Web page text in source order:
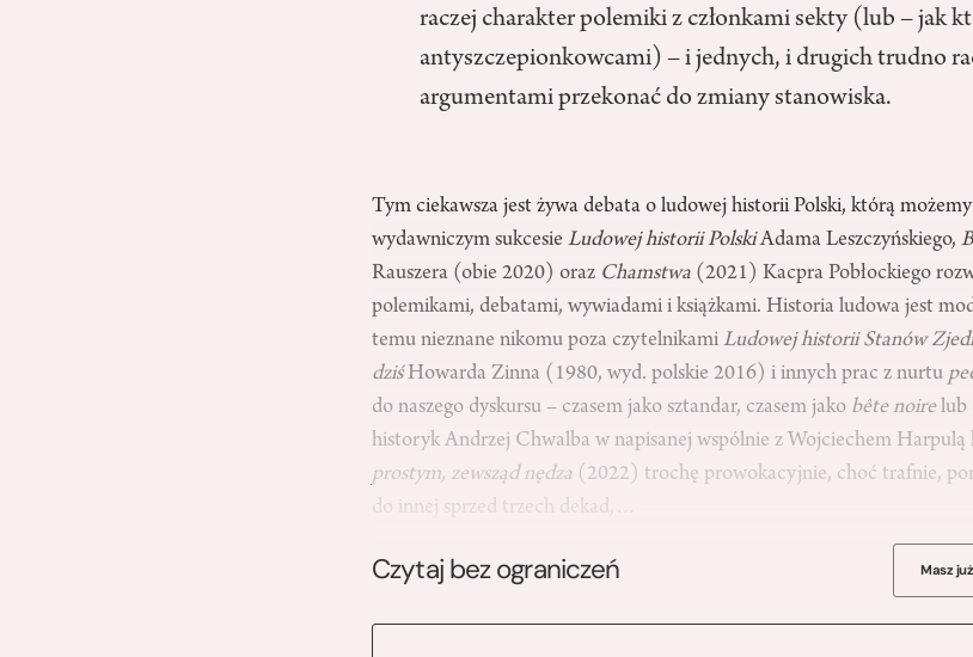
raczej charakter polemiki z członkami sekty (lub – jak
antyszczepionkowcami) – i jednych, i drugich trudno
argumentami przekonać do zmiany stanowiska.
Tym ciekawsza jest żywa debata o ludowej historii Polski, którą
wydawniczym sukcesieLudowej historii PolskiAdama Leszczyńskiego,
Rauszera (obie 2020) oraz Chamstwa (2021) Kacpra Pobłockiego
polemikami, debatami, wywiadami i książkami. Historia ludowa jest
temu nieznane nikomu poza czytelnikamiLudowej historii Stanów
dziśHowarda Zinna (1980, wyd. polskie 2016) i innych prac z nurtu
do naszego dyskursu – czasem jako sztandar, czasem jako bête noirelub
historyk Andrzej Chwalba w napisanej wspólnie z Wojciechem Harpulą
prostym, zewsząd nędza (2022) trochę prowokacyjnie, choć trafnie,
do innej sprzed trzech dekad,…
Czytaj bez ograniczeń Masz